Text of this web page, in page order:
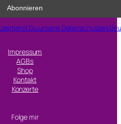
Du unsere
Impressum
AGBs
Shop
Kontakt
Konzerte
Folge mir